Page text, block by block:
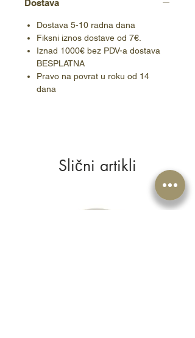
Dostava
Dostava 5-10 radna dana
Fiksni iznos dostave od 7€.
Iznad 1000€ bez PDV-a dostava
BESPLATNA
Pravo na povrat u roku od 14
dana
Slični artikli